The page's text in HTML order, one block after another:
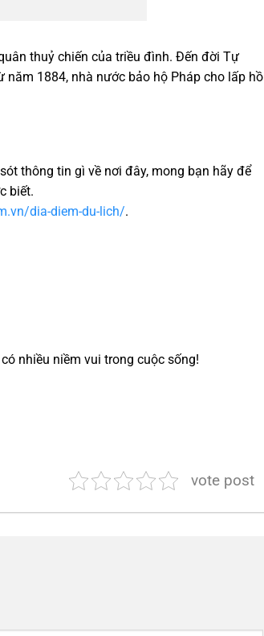
thuỷ chiến của triều đình. Đến đời Tự
1884, nhà nước bảo hộ Pháp cho lấp hồ
thông tin gì về nơi đây, mong bạn hãy để
biết.
dia-diem-du-lich/.
nhiều niềm vui trong cuộc sống!
vote post